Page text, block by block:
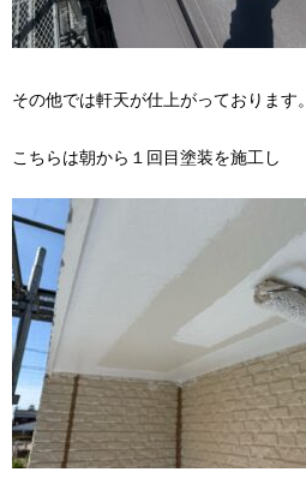
その他では軒天が仕上がっております。
こちらは朝から１回目塗装を施工し